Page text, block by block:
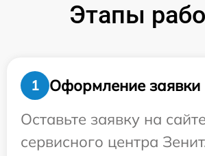
Этапы
1
Оформление заявки
Оставьте заявку на сайте
сервисного центра